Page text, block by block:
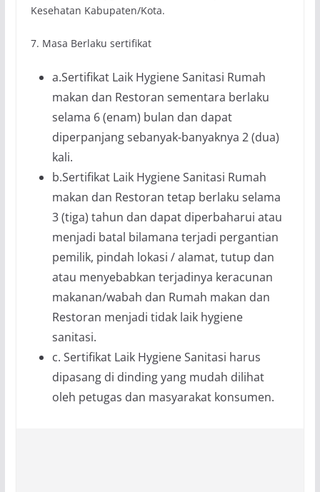
Kesehatan Kabupaten/Kota.
7. Masa Berlaku sertifikat
a.Sertifikat Laik Hygiene Sanitasi Rumah
makan dan Restoran sementara berlaku
selama 6 (enam) bulan dan dapat
diperpanjang sebanyak-banyaknya 2 (dua)
kali.
b.Sertifikat Laik Hygiene Sanitasi Rumah
makan dan Restoran tetap berlaku selama
3 (tiga) tahun dan dapat diperbaharui atau
menjadi batal bilamana terjadi pergantian
pemilik, pindah lokasi / alamat, tutup dan
atau menyebabkan terjadinya keracunan
makanan/wabah dan Rumah makan dan
Restoran menjadi tidak laik hygiene
sanitasi.
c. Sertifikat Laik Hygiene Sanitasi harus
dipasang di dinding yang mudah dilihat
oleh petugas dan masyarakat konsumen.